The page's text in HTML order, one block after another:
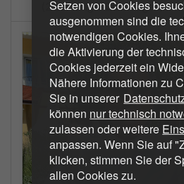
Setzen von Cookies
ausgenommen sind die
notwendigen Cookies.
die Aktivierung der
Cookies jederzeit ein
Nähere Informationen zu
Sie in unserer
können nur technisch
zulassen oder weitere
anpassen. Wenn Sie auf
klicken, stimmen Sie der
allen Cookies zu.
(2 bestätigte Buchungen)